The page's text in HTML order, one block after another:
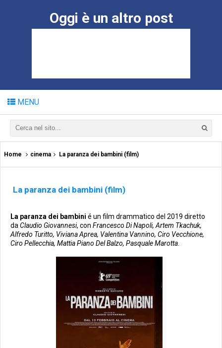
Oggi è un altro post
MENU
Home cinema La paranza dei bambini (film)
La paranza dei bambini (film)
La paranza dei bambini é un film drammatico del 2019 diretto
da Claudio Giovannesi, con Francesco Di Napoli, Artem Tkachuk,
Alfredo Turitto, Viviana Aprea, Valentina Vannino, Ciro Vecchione,
Ciro Pellecchia, Mattia Piano Del Balzo, Pasquale Marotta